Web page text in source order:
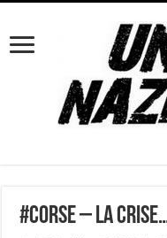
#corse – La